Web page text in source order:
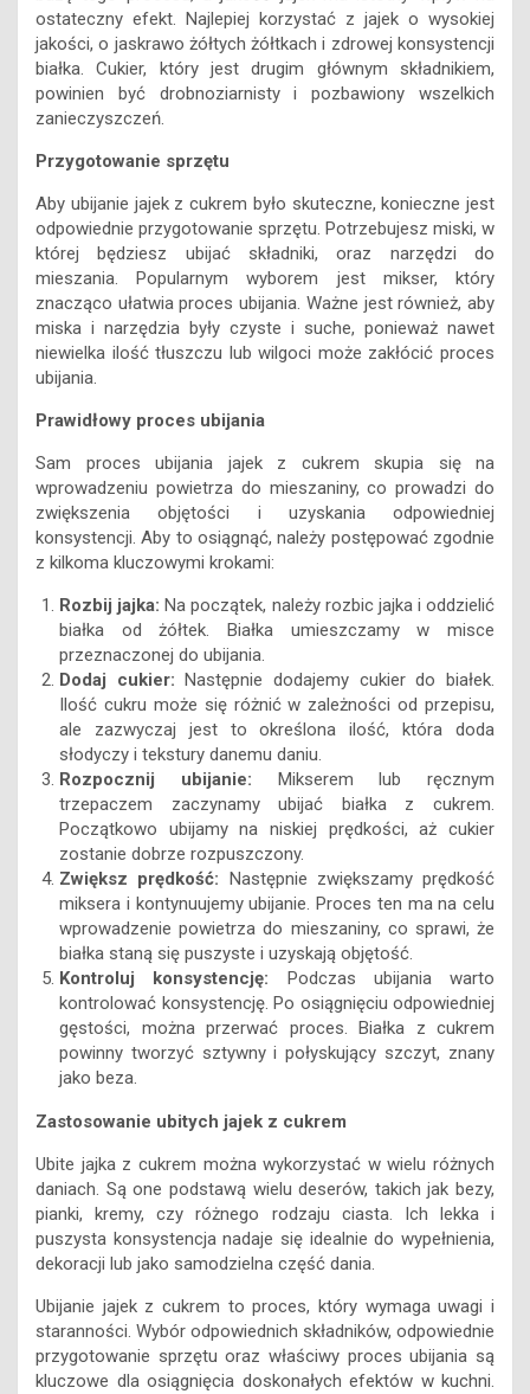
ostateczny efekt. Najlepiej korzystać z jajek o wysokiej
jakości, o jaskrawo żółtych żółtkach i zdrowej konsystencji
białka. Cukier, który jest drugim głównym składnikiem,
powinien być drobnoziarnisty i pozbawiony wszelkich
zanieczyszczeń.
Przygotowanie sprzętu
Aby ubijanie jajek z cukrem było skuteczne, konieczne jest
odpowiednie przygotowanie sprzętu. Potrzebujesz miski, w
której będziesz ubijać składniki, oraz narzędzi do
mieszania. Popularnym wyborem jest mikser, który
znacząco ułatwia proces ubijania. Ważne jest również, aby
miska i narzędzia były czyste i suche, ponieważ nawet
niewielka ilość tłuszczu lub wilgoci może zakłócić proces
ubijania.
Prawidłowy proces ubijania
Sam proces ubijania jajek z cukrem skupia się na
wprowadzeniu powietrza do mieszaniny, co prowadzi do
zwiększenia objętości i uzyskania odpowiedniej
konsystencji. Aby to osiągnąć, należy postępować zgodnie
z kilkoma kluczowymi krokami:
Rozbij jajka: Na początek, należy rozbic jajka i oddzielić
białka od żółtek. Białka umieszczamy w misce
przeznaczonej do ubijania.
Dodaj cukier: Następnie dodajemy cukier do białek.
Ilość cukru może się różnić w zależności od przepisu,
ale zazwyczaj jest to określona ilość, która doda
słodyczy i tekstury danemu daniu.
Rozpocznij ubijanie: Mikserem lub ręcznym
trzepaczem zaczynamy ubijać białka z cukrem.
Początkowo ubijamy na niskiej prędkości, aż cukier
zostanie dobrze rozpuszczony.
Zwiększ prędkość: Następnie zwiększamy prędkość
miksera i kontynuujemy ubijanie. Proces ten ma na celu
wprowadzenie powietrza do mieszaniny, co sprawi, że
białka staną się puszyste i uzyskają objętość.
Kontroluj konsystencję: Podczas ubijania warto
kontrolować konsystencję. Po osiągnięciu odpowiedniej
gęstości, można przerwać proces. Białka z cukrem
powinny tworzyć sztywny i połyskujący szczyt, znany
jako beza.
Zastosowanie ubitych jajek z cukrem
Ubite jajka z cukrem można wykorzystać w wielu różnych
daniach. Są one podstawą wielu deserów, takich jak bezy,
pianki, kremy, czy różnego rodzaju ciasta. Ich lekka i
puszysta konsystencja nadaje się idealnie do wypełnienia,
dekoracji lub jako samodzielna część dania.
Ubijanie jajek z cukrem to proces, który wymaga uwagi i
staranności. Wybór odpowiednich składników, odpowiednie
przygotowanie sprzętu oraz właściwy proces ubijania są
kluczowe dla osiągnięcia doskonałych efektów w kuchni.